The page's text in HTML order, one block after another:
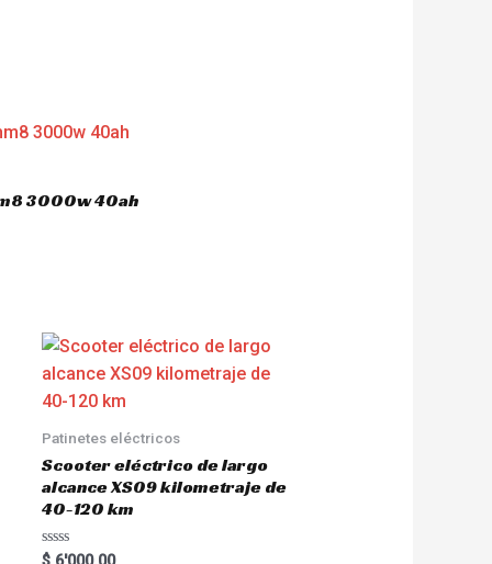
3000w 40ah
Patinetes eléctricos
Scooter eléctrico de largo
alcance XS09 kilometraje de
40-120 km
R